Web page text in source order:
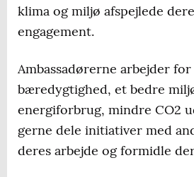
klima og miljø afspejlede
engagement.
Ambassadørerne arbejder
bæredygtighed, et bedre
energiforbrug, mindre CO2
gerne dele initiativer med
deres arbejde og formidle